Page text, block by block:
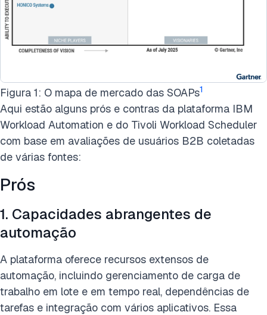
Figura 1: O mapa de mercado das SOAPs1
Aqui estão alguns prós e contras da plataforma IBM
Workload Automation e do Tivoli Workload Scheduler
com base em avaliações de usuários B2B coletadas
de várias fontes:
Prós
1. Capacidades abrangentes de
automação
A plataforma oferece recursos extensos de
automação, incluindo gerenciamento de carga de
trabalho em lote e em tempo real, dependências de
tarefas e integração com vários aplicativos. Essa